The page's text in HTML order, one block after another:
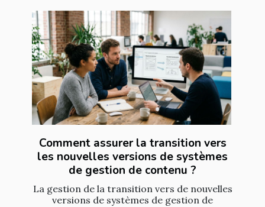
Comment assurer la transition vers
les nouvelles versions de systèmes
de gestion de contenu ?
La gestion de la transition vers de nouvelles
versions de systèmes de gestion de